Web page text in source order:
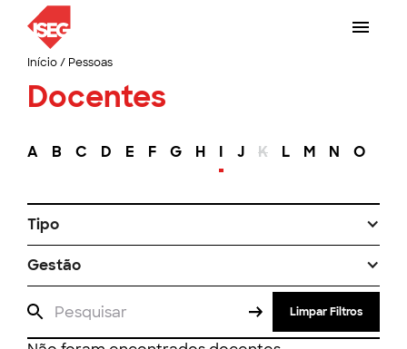
Início/ Pessoas
Docentes
A B C D E F G H I J K L M N O
Tipo
Gestão
Limpar Filtros